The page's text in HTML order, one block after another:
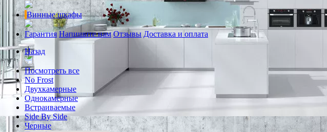
Винные шкафы
Гарантия Напишите нам Отзывы Доставка и оплата
Назад
Посмотреть все
No Frost
Двухкамерные
Однокамерные
Встраиваемые
Side By Side
Черные